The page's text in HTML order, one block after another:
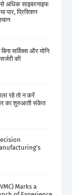
से अधिक साइबरनाइफ
पार, प्रिसिशन
सर्विक्स और योनि
की
रहे तो न करें
का शुरुआती संकेत
Marks a